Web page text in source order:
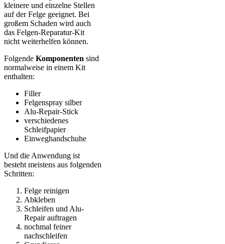
kleinere und einzelne Stellen
auf der Felge geeignet. Bei
großem Schaden wird auch
das Felgen-Reparatur-Kit
nicht weiterhelfen können.
Folgende Komponenten sind
normalweise in einem Kit
enthalten:
Filler
Felgenspray silber
Alu-Repair-Stick
verschiedenes
Schleifpapier
Einweghandschuhe
Und die Anwendung ist
besteht meistens aus folgenden
Schritten:
Felge reinigen
Abkleben
Schleifen und Alu-
Repair auftragen
nochmal feiner
nachschleifen